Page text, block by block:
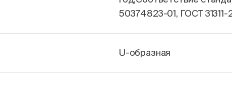
50374823-01, ГОСТ 31311-
U-образная